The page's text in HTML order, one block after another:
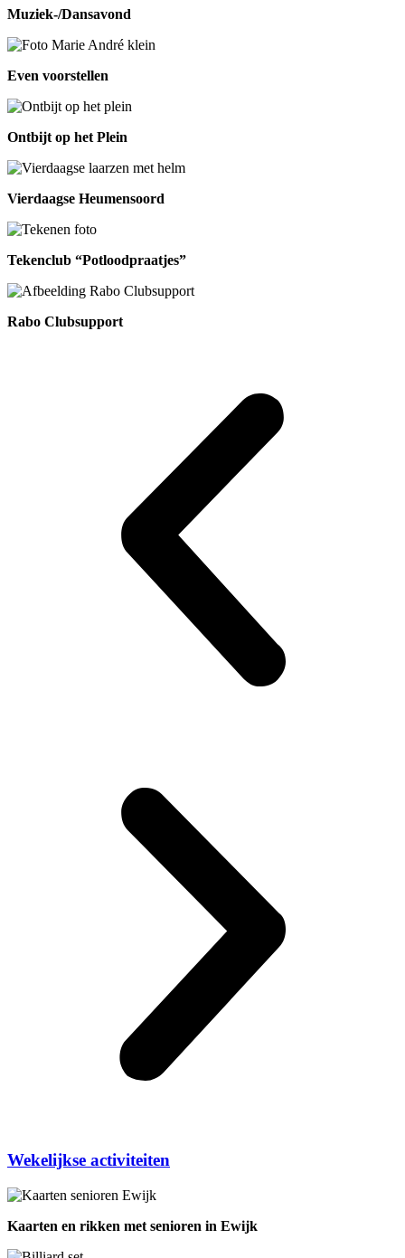
Muziek-/Dansavond
Even voorstellen
Ontbijt op het Plein
Vierdaagse Heumensoord
Tekenclub “Potloodpraatjes”
Rabo Clubsupport
Wekelijkse activiteiten
Kaarten en rikken met senioren in Ewijk